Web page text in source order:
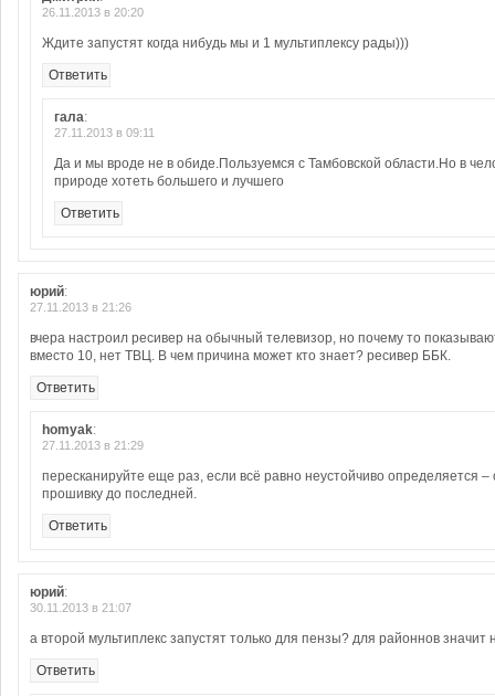
26.11.2013 в 20:20
Ждите запустят когда нибудь мы и 1 мультиплексу рады)))
Ответить
гала:
27.11.2013 в 09:11
Да и мы вроде не в обиде.Пользуемся с Тамбовской области.Но в
природе хотеть большего и лучшего
Ответить
юрий:
27.11.2013 в 21:26
вчера настроил ресивер на обычный телевизор, но почему то
вместо 10, нет ТВЦ. В чем причина может кто знает? ресивер ББК.
Ответить
homyak:
27.11.2013 в 21:29
пересканируйте еще раз, если всё равно неустойчиво определяется –
прошивку до последней.
Ответить
юрий:
30.11.2013 в 21:07
а второй мультиплекс запустят только для пензы? для районнов значит
Ответить